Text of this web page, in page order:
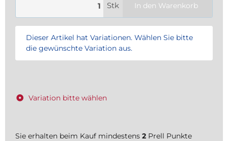
Stk In den Warenkorb
x
Dieser Artikel hat Variationen. Wählen Sie bitte
die gewünschte Variation aus.
Variation bitte wählen
Sie erhalten beim Kauf mindestens 2 Prell Punkte